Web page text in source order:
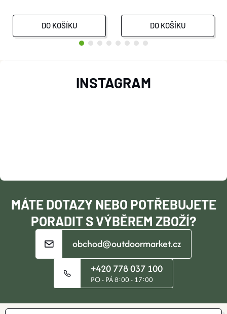
DO KOŠÍKU DO KOŠÍKU
T
MÁTE DOTAZY NEBO POTŘEBUJETE
PORADIT S VÝBĚREM ZBOŽÍ?
obchod@outdoormarket.cz
+420 778 037 100
PO - PÁ 8:00 - 17:00
INSTAGRAM